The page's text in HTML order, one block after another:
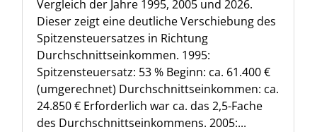
Vergleich der Jahre 1995, 2005 und 2026.
Dieser zeigt eine deutliche Verschiebung des
Spitzensteuersatzes in Richtung
Durchschnittseinkommen. 1995:
Spitzensteuersatz: 53 % Beginn: ca. 61.400 €
(umgerechnet) Durchschnittseinkommen: ca.
24.850 € Erforderlich war ca. das 2,5-Fache
des Durchschnittseinkommens. 2005:...